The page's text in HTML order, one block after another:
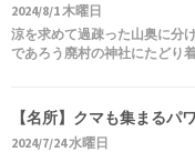
2024/8/1 木曜日
涼を求めて過疎った山奥に分
であろう廃村の神社にたどり
【名所】クマも集まるパ
2024/7/24 水曜日